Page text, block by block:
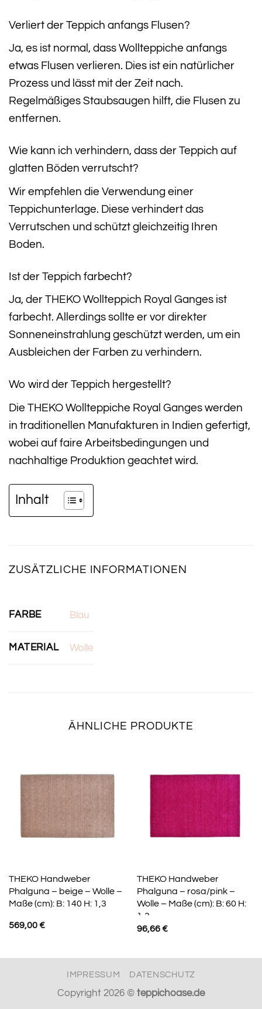
Verliert der Teppich anfangs Flusen?
Ja, es ist normal, dass Wollteppiche anfangs
etwas Flusen verlieren. Dies ist ein natürlicher
Prozess und lässt mit der Zeit nach.
Regelmäßiges Staubsaugen hilft, die Flusen zu
entfernen.
Wie kann ich verhindern, dass der Teppich auf
glatten Böden verrutscht?
Wir empfehlen die Verwendung einer
Teppichunterlage. Diese verhindert das
Verrutschen und schützt gleichzeitig Ihren
Boden.
Ist der Teppich farbecht?
Ja, der THEKO Wollteppich Royal Ganges ist
farbecht. Allerdings sollte er vor direkter
Sonneneinstrahlung geschützt werden, um ein
Ausbleichen der Farben zu verhindern.
Wo wird der Teppich hergestellt?
Die THEKO Wollteppiche Royal Ganges werden
in traditionellen Manufakturen in Indien gefertigt,
wobei auf faire Arbeitsbedingungen und
nachhaltige Produktion geachtet wird.
Inhalt
ZUSÄTZLICHE INFORMATIONEN
FARBE Blau
MATERIAL Wolle
ÄHNLICHE PRODUKTE
THEKO Handweber
Phalguna – beige – Wolle –
Maße (cm): B: 140 H: 1,3
569,00€
THEKO Handweber
Phalguna – rosa/pink –
Wolle – Maße (cm): B: 60 H:
1,3
96,66€
IMPRESSUM DATENSCHUTZ
Copyright 2026 © teppichoase.de